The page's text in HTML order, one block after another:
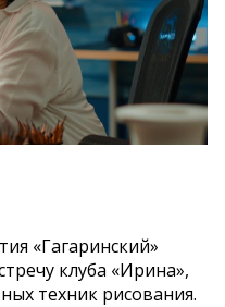
«Гагаринский»
клуба «Ирина»,
техник рисования.